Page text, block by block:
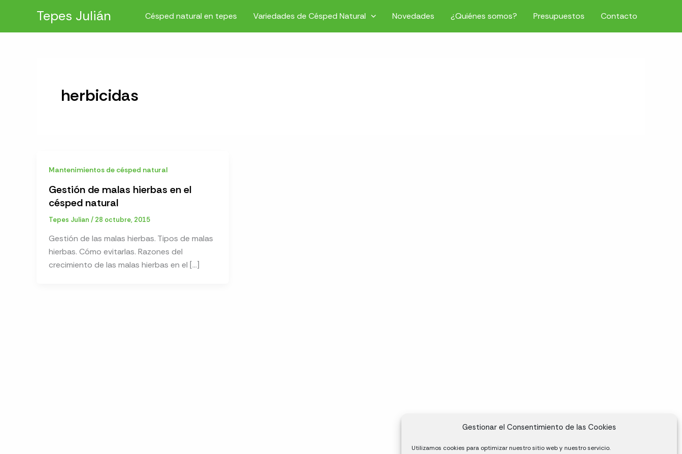
Gestionar el Consentimiento de las Cookies
Utilizamos cookies para optimizar nuestro sitio web y nuestro servicio.
contenido
Tepes Julián Césped natural en tepes Variedades de Césped Natural Novedades ¿Quiénes somos? Presupuestos Contacto
herbicidas
Mantenimientos de césped natural
Gestión de malas hierbas en el
césped natural
Tepes Julian / 28 octubre, 2015
Gestión de las malas hierbas. Tipos de malas
hierbas. Cómo evitarlas. Razones del
crecimiento de las malas hierbas en el […]